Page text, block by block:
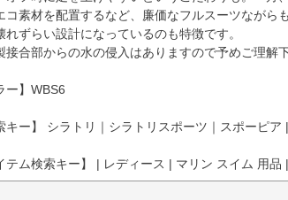
コ素材を配置するなど、廉価なフルスーツながら
れずらい設計になっているのも特徴です。
接合部からの水の侵入はありますので予めご理解下
ー】WBS6
キー】 シラトリ｜シラトリスポーツ｜スポーピア
テム検索キー】 | レディース | マリン スイム 用